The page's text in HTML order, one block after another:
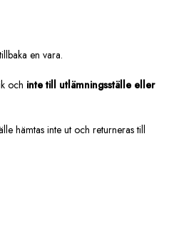
en vara.
och inte till utlämningsställe eller
hämtas inte ut och returneras till